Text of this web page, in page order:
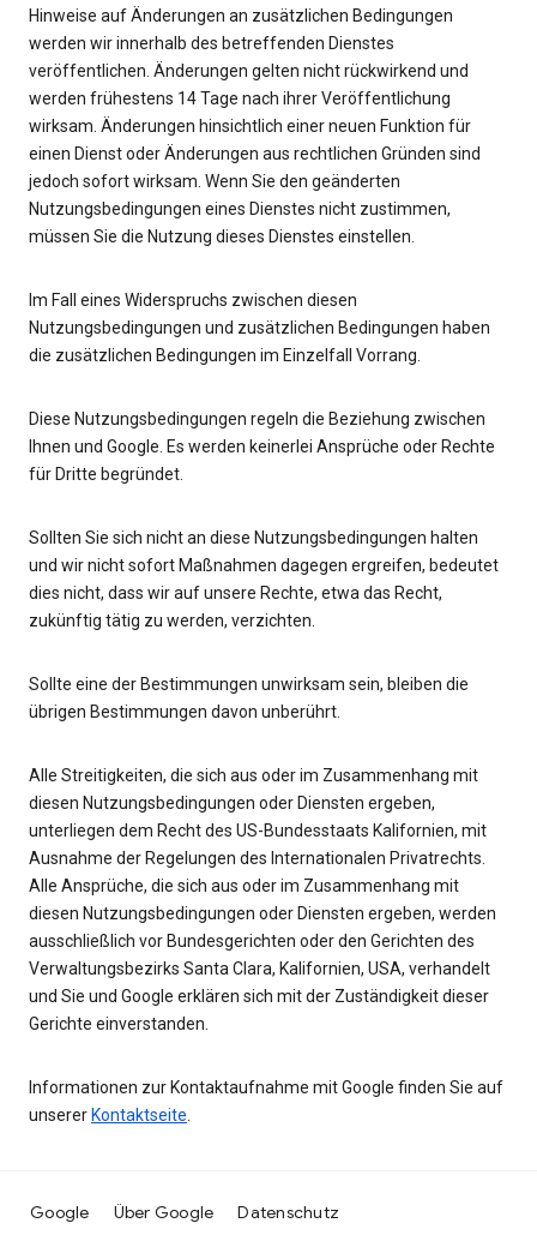
Hinweise auf Änderungen an zusätzlichen Bedingungen
werden wir innerhalb des betreffenden Dienstes
veröffentlichen. Änderungen gelten nicht rückwirkend und
werden frühestens 14 Tage nach ihrer Veröffentlichung
wirksam. Änderungen hinsichtlich einer neuen Funktion für
einen Dienst oder Änderungen aus rechtlichen Gründen sind
jedoch sofort wirksam. Wenn Sie den geänderten
Nutzungsbedingungen eines Dienstes nicht zustimmen,
müssen Sie die Nutzung dieses Dienstes einstellen.
Im Fall eines Widerspruchs zwischen diesen
Nutzungsbedingungen und zusätzlichen Bedingungen haben
die zusätzlichen Bedingungen im Einzelfall Vorrang.
Diese Nutzungsbedingungen regeln die Beziehung zwischen
Ihnen und Google. Es werden keinerlei Ansprüche oder Rechte
für Dritte begründet.
Sollten Sie sich nicht an diese Nutzungsbedingungen halten
und wir nicht sofort Maßnahmen dagegen ergreifen, bedeutet
dies nicht, dass wir auf unsere Rechte, etwa das Recht,
zukünftig tätig zu werden, verzichten.
Sollte eine der Bestimmungen unwirksam sein, bleiben die
übrigen Bestimmungen davon unberührt.
Alle Streitigkeiten, die sich aus oder im Zusammenhang mit
diesen Nutzungsbedingungen oder Diensten ergeben,
unterliegen dem Recht des US-Bundesstaats Kalifornien, mit
Ausnahme der Regelungen des Internationalen Privatrechts.
Alle Ansprüche, die sich aus oder im Zusammenhang mit
diesen Nutzungsbedingungen oder Diensten ergeben, werden
ausschließlich vor Bundesgerichten oder den Gerichten des
Verwaltungsbezirks Santa Clara, Kalifornien, USA, verhandelt
und Sie und Google erklären sich mit der Zuständigkeit dieser
Gerichte einverstanden.
Informationen zur Kontaktaufnahme mit Google finden Sie auf
unserer Kontaktseite.
Google Über Google Datenschutz